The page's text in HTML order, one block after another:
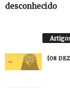
desconhecido
[08